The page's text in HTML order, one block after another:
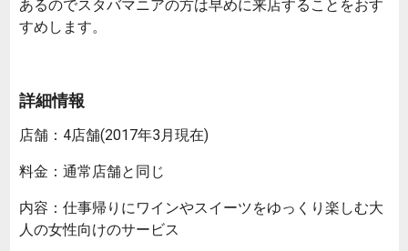
あるのでスタバマニアの方は早めに来店することをおす
すめします。
詳細情報
店舗：4店舗(2017年3月現在)
料金：通常店舗と同じ
内容：仕事帰りにワインやスイーツをゆっくり楽しむ大
人の女性向けのサービス